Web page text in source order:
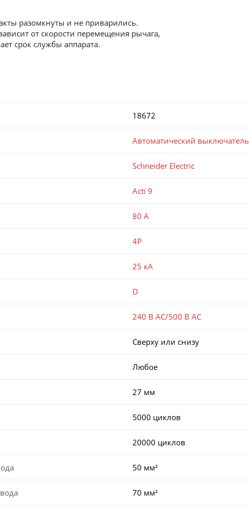
разомкнуты и не приварились.
от скорости перемещения рычага,
срок службы аппарата.
18672
Автоматический выключатель
Schneider Electric
Acti 9
80 А
4P
25 кА
D
240 В AC/500 В AC
Сверху или снизу
Любое
27 мм
5000 циклов
20000 циклов
50 мм²
70 мм²